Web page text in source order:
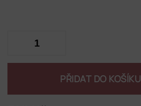
PŘIDAT DO KOŠÍKU